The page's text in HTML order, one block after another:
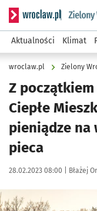
Serwis informacyjny
Aktualności Klimat
wroclaw.pl Zielony
Z
Ciepłe
pieniądze na
pieca
Data publikacji:
28.02.2023 08:00 | Autor:
Błażej
Kliknij, aby powiększyć